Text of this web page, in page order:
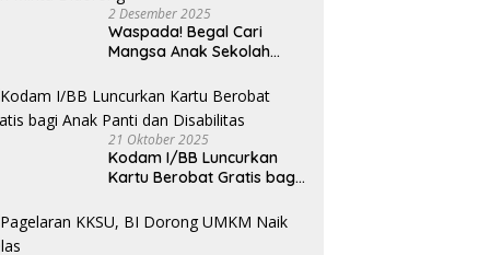
2 Desember 2025
Waspada! Begal Cari
Mangsa Anak Sekolah
Kendaraan Habis dan
Minta Didorong
21 Oktober 2025
Kodam I/BB Luncurkan
Kartu Berobat Gratis bagi